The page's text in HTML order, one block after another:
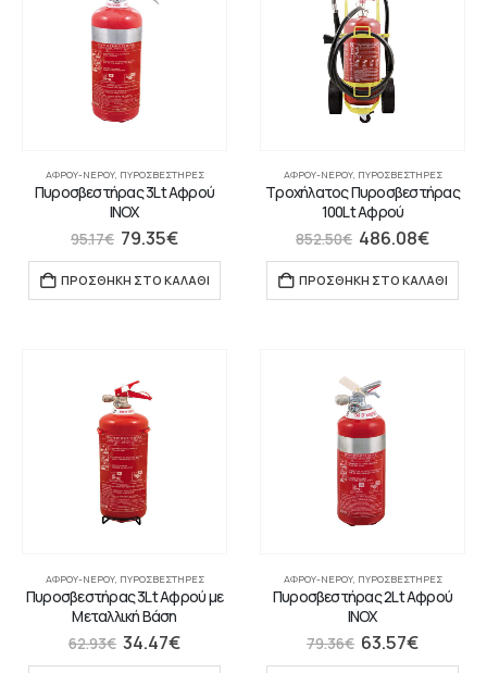
ΑΦΡΟΎ-ΝΕΡΟΎ, ΠΥΡΟΣΒΕΣΤΉΡΕΣ
Πυροσβεστήρας 3Lt Αφρού
INOX
95.17€ 79.35€
ΠΡΟΣΘΉΚΗ ΣΤΟ ΚΑΛΆΘΙ
ΑΦΡΟΎ-ΝΕΡΟΎ, ΠΥΡΟΣΒΕΣΤΉΡΕΣ
Τροχήλατος Πυροσβεστήρας
100Lt Αφρού
852.50€ 486.08€
ΠΡΟΣΘΉΚΗ ΣΤΟ ΚΑΛΆΘΙ
ΑΦΡΟΎ-ΝΕΡΟΎ, ΠΥΡΟΣΒΕΣΤΉΡΕΣ
Πυροσβεστήρας 3Lt Αφρού με
Μεταλλική Βάση
62.93€ 34.47€
ΑΦΡΟΎ-ΝΕΡΟΎ, ΠΥΡΟΣΒΕΣΤΉΡΕΣ
Πυροσβεστήρας 2Lt Αφρού
INOX
79.36€ 63.57€